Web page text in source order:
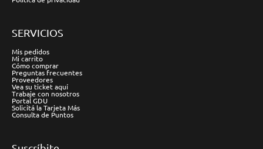
SERVICIOS
Mis pedidos
Mi carrito
Cómo comprar
Preguntas frecuentes
Proveedores
Vea su ticket aquí
Trabaje con nosotros
Portal GDU
Solicitá la Tarjeta Más
Consulta de Puntos